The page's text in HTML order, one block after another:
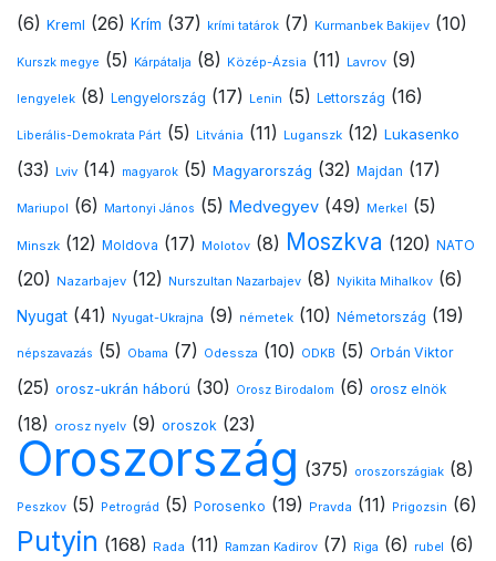
(6) Kreml (26) Krím (37) krími tatárok (7) Kurmanbek Bakijev (10)
Kurszk megye (5) Kárpátalja (8) Közép-Ázsia (11) Lavrov (9)
lengyelek (8) Lengyelország (17) Lenin (5) Lettország (16)
Liberális-Demokrata Párt (5) Litvánia (11) Luganszk (12) Lukasenko
(33) Lviv (14) magyarok (5) Magyarország (32) Majdan (17)
Mariupol (6) Martonyi János (5) Medvegyev (49) Merkel (5)
Minszk (12) Moldova (17) Molotov (8) Moszkva (120) NATO
(20) Nazarbajev (12) Nurszultan Nazarbajev (8) Nyikita Mihalkov (6)
Nyugat (41) Nyugat-Ukrajna (9) németek (10) Németország (19)
népszavazás (5) Obama (7) Odessza (10) ODKB (5) Orbán Viktor
(25) orosz-ukrán háború (30) Orosz Birodalom (6) orosz elnök
(18) orosz nyelv (9) oroszok (23)
Oroszország (375) oroszországiak (8)
Peszkov (5) Petrográd (5) Porosenko (19) Pravda (11) Prigozsin (6)
Putyin (168) Rada (11) Ramzan Kadirov (7) Riga (6) rubel (6)